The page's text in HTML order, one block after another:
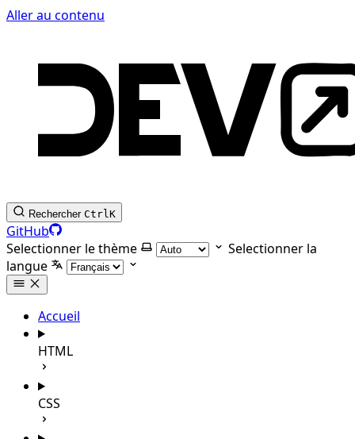
Aller au contenu
Rechercher CtrlK
GitHub
Selectionner le thème
Selectionner la
langue
Accueil
HTML
CSS